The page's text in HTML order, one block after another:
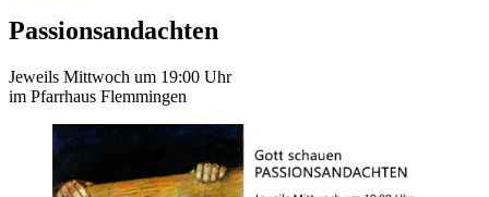
schauen
Passionsandachten
Jeweils Mittwoch um 19:00 Uhr
im Pfarrhaus Flemmingen